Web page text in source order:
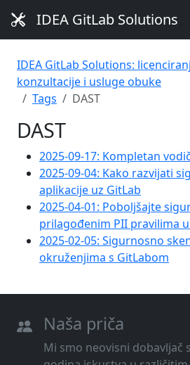
IDEA GitLab Solutions
IDEA GitLab Solutions:
konzultacije i usluge obuke
Tags
DAST
DAST
2025-09-17: Kompletan
2025-09-04: Kako razvijati
aplikacije uz GitLab
2025-04-01: Poboljšajte
prilagođenim PII pravilima
2025-02-05: Sigurnosno
okruženjima s GitLabom
Naša priča
Mi smo neovisni dobavljač